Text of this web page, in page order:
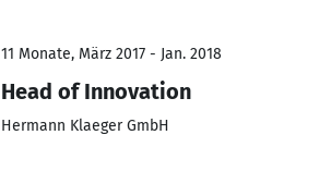
11 Monate, März 2017 - Jan. 2018
Head of Innovation
Hermann Klaeger GmbH